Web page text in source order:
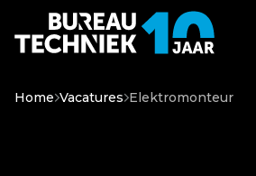
Home Vacatures Elektromonteur